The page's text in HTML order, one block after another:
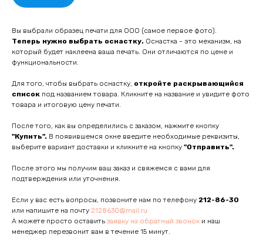
Вы выбрали образец печати для ООО (самое первое фото).
Теперь нужно выбрать оснастку. Оснастка - это механизм, на
который будет наклеена ваша печать. Они отличаются по цене и
функциональности.
Для того, чтобы выбрать оснастку, откройте раскрывающийся
список под названием товара. Кликните на название и увидите фото
товара и итоговую цену печати.
После того, как вы определились с заказом, нажмите кнопку
"Купить". В появившемся окне введите необходимые реквизиты,
выберите вариант доставки и кликните на кнопку "Отправить".
После этого мы получим ваш заказ и свяжемся с вами для
подтверждения или уточнения.
Если у вас есть вопросы, позвоните нам по телефону 212-86-30
или напишите на почту 2128630@mail.ru
А можете просто оставить заявку на обратный звонок и наш
менеджер перезвонит вам в течение 15 минут.